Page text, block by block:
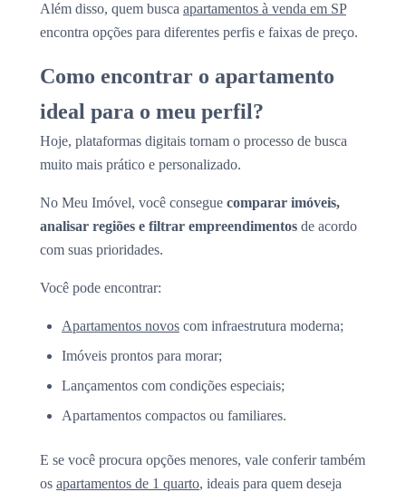
Além disso, quem busca apartamentos à venda em SP
encontra opções para diferentes perfis e faixas de preço.
Como encontrar o apartamento
ideal para o meu perfil?
Hoje, plataformas digitais tornam o processo de busca
muito mais prático e personalizado.
No Meu Imóvel, você consegue comparar imóveis,
analisar regiões e filtrar empreendimentos de acordo
com suas prioridades.
Você pode encontrar:
Apartamentos novos com infraestrutura moderna;
Imóveis prontos para morar;
Lançamentos com condições especiais;
Apartamentos compactos ou familiares.
E se você procura opções menores, vale conferir também
os apartamentos de 1 quarto, ideais para quem deseja